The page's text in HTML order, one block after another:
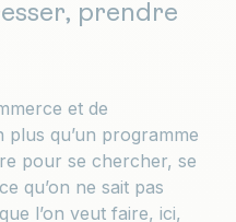
prendre
et de
qu’un programme
pour se chercher, se
qu’on ne sait pas
l’on veut faire, ici,